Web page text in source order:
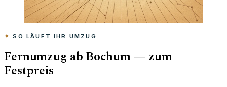
SO LÄUFT IHR UMZUG
Fernumzug ab Bochum — zum
Festpreis